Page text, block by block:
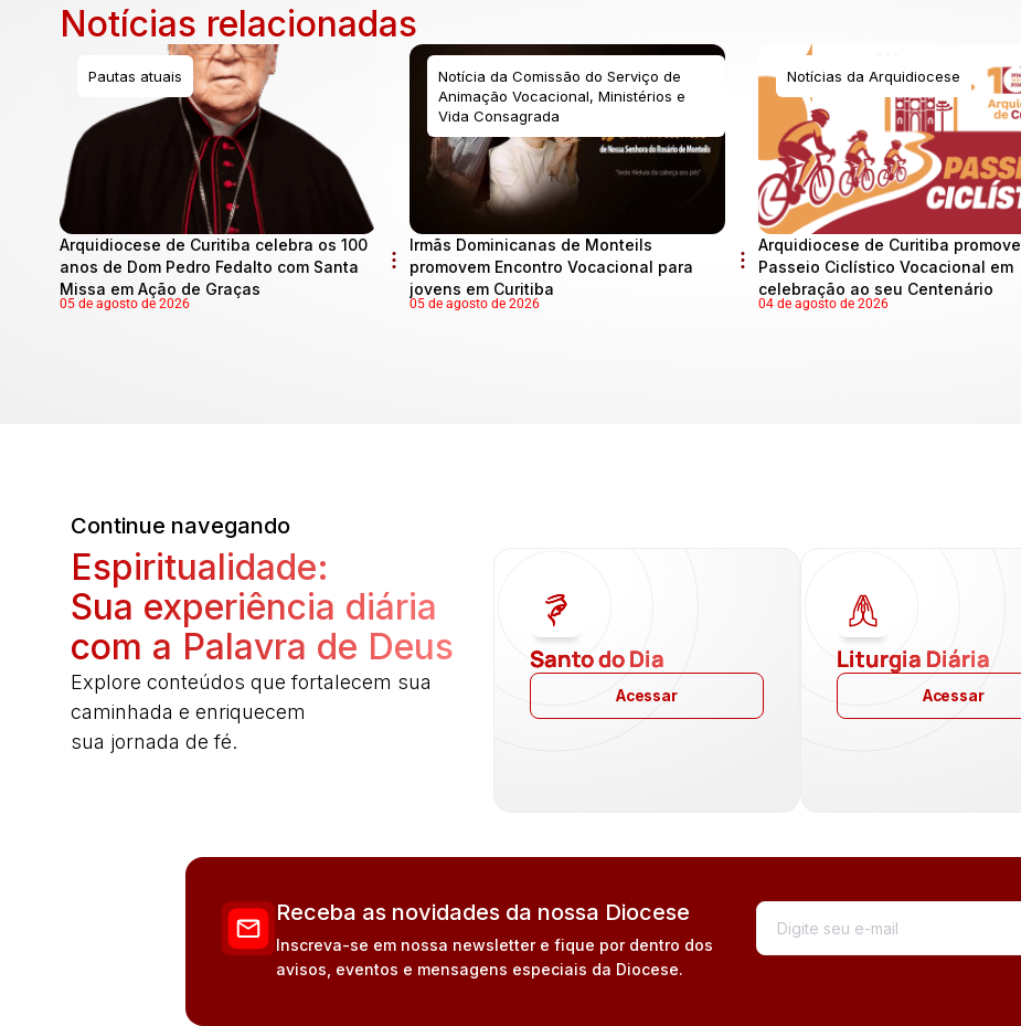
Notícias relacionadas
Pautas atuais
Arquidiocese de Curitiba celebra os 100
anos de Dom Pedro Fedalto com Santa
Missa em Ação de Graças
05 de agosto de 2026
Notícia da Comissão do Serviço de
Animação Vocacional, Ministérios e
Vida Consagrada
Irmãs Dominicanas de Monteils
promovem Encontro Vocacional para
jovens em Curitiba
05 de agosto de 2026
Notícias da Arquidiocese
Arquidiocese de Curitiba promove
Passeio Ciclístico Vocacional em
celebração ao seu Centenário
04 de agosto de 2026
Continue navegando
Espiritualidade:
Sua experiência diária
com a Palavra de Deus
Explore conteúdos que fortalecem sua
caminhada e enriquecem
sua jornada de fé.
Santo do Dia
Acessar
Liturgia Diária
Acessar
Receba as novidades da nossa Diocese
Inscreva-se em nossa newsletter e fique por dentro dos
avisos, eventos e mensagens especiais da Diocese.